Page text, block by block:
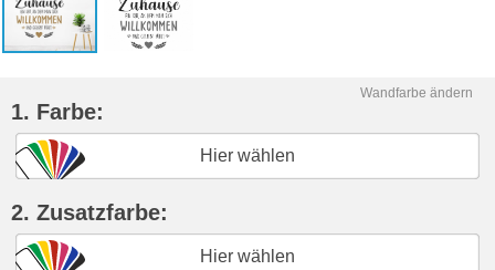
Wandfarbe ändern
1. Farbe:
Hier wählen
2. Zusatzfarbe:
Hier wählen